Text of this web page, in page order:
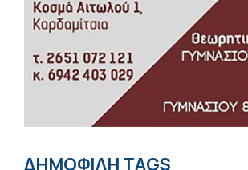
ΔΗΜΟΦΙΛΗ TAGS